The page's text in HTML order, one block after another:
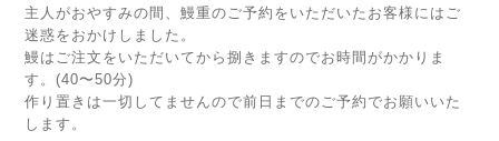
主人がおやすみの間、鰻重のご予約をいただいたお客様にはご
迷惑をおかけしました。
鰻はご注文をいただいてから捌きますのでお時間がかかりま
す。(40〜50分)
作り置きは一切してませんので前日までのご予約でお願いいた
します。